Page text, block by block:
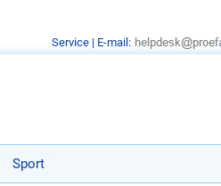
Sport
Service | E-mail: